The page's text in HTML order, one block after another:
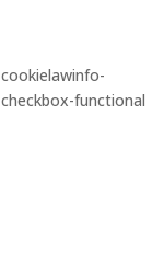
cookielawinfo-
checkbox-functional